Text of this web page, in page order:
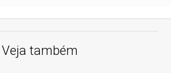
Veja também